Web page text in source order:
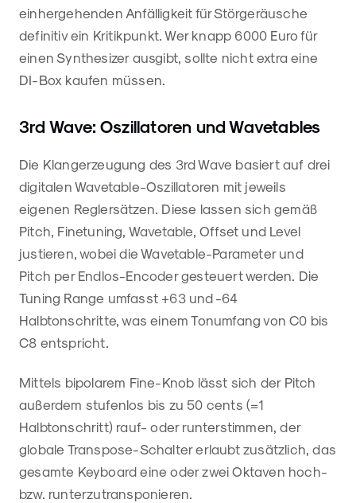
einhergehenden Anfälligkeit für Störgeräusche
definitiv ein Kritikpunkt. Wer knapp 6000 Euro für
einen Synthesizer ausgibt, sollte nicht extra eine
DI-Box kaufen müssen.
3rd Wave: Oszillatoren und Wavetables
Die Klangerzeugung des 3rd Wave basiert auf drei
digitalen Wavetable-Oszillatoren mit jeweils
eigenen Reglersätzen. Diese lassen sich gemäß
Pitch, Finetuning, Wavetable, Offset und Level
justieren, wobei die Wavetable-Parameter und
Pitch per Endlos-Encoder gesteuert werden. Die
Tuning Range umfasst +63 und -64
Halbtonschritte, was einem Tonumfang von C0 bis
C8 entspricht.
Mittels bipolarem Fine-Knob lässt sich der Pitch
außerdem stufenlos bis zu 50 cents (=1
Halbtonschritt) rauf- oder runterstimmen, der
globale Transpose-Schalter erlaubt zusätzlich, das
gesamte Keyboard eine oder zwei Oktaven hoch-
bzw. runterzutransponieren.